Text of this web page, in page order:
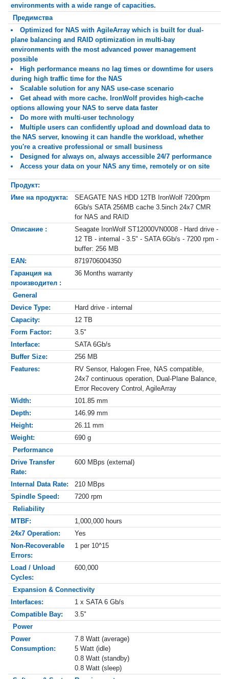
environments with a wide range of capacities.
Предимства
Optimized for NAS with AgileArray which is built for dual-
plane balancing and RAID optimization in multi-bay
environments with the most advanced power management
possible
High performance means no lag times or downtime for users
during high traffic time for the NAS
Scalable solution for any NAS use-case scenario
Get ahead with more cache. IronWolf provides high-cache
options allowing your NAS to serve data faster
Do more with multi-user technology
Multiple users can confidently upload and download data to
the NAS server, knowing it can handle the workload, whether
you're a creative professional or small business
Designed for always on, always accessible 24/7 performance
Access your data on your NAS any time, remotely or on site
Продукт:
Име на продукта:
SEAGATE NAS HDD 12TB IronWolf 7200rpm
6Gb/s SATA 256MB cache 3.5inch 24x7 CMR
for NAS and RAID
Описание :
Seagate IronWolf ST12000VN0008 - Hard drive -
12 TB - internal - 3.5" - SATA 6Gb/s - 7200 rpm -
buffer: 256 MB
EAN:
8719706004350
Гаранция на
производител :
36 Months warranty
General
Device Type:
Hard drive - internal
Capacity:
12 TB
Form Factor:
3.5"
Interface:
SATA 6Gb/s
Buffer Size:
256 MB
Features:
RV Sensor, Halogen Free, NAS compatible,
24x7 continuous operation, Dual-Plane Balance,
Error Recovery Control, AgileArray
Width:
101.85 mm
Depth:
146.99 mm
Height:
26.11 mm
Weight:
690 g
Performance
Drive Transfer
Rate:
600 MBps (external)
Internal Data Rate:
210 MBps
Spindle Speed:
7200 rpm
Reliability
MTBF:
1,000,000 hours
24x7 Operation:
Yes
Non-Recoverable
Errors:
1 per 10^15
Load / Unload
Cycles:
600,000
Expansion & Connectivity
Interfaces:
1 x SATA 6 Gb/s
Compatible Bay:
3.5"
Power
Power
Consumption:
7.8 Watt (average)
5 Watt (idle)
0.8 Watt (standby)
0.8 Watt (sleep)